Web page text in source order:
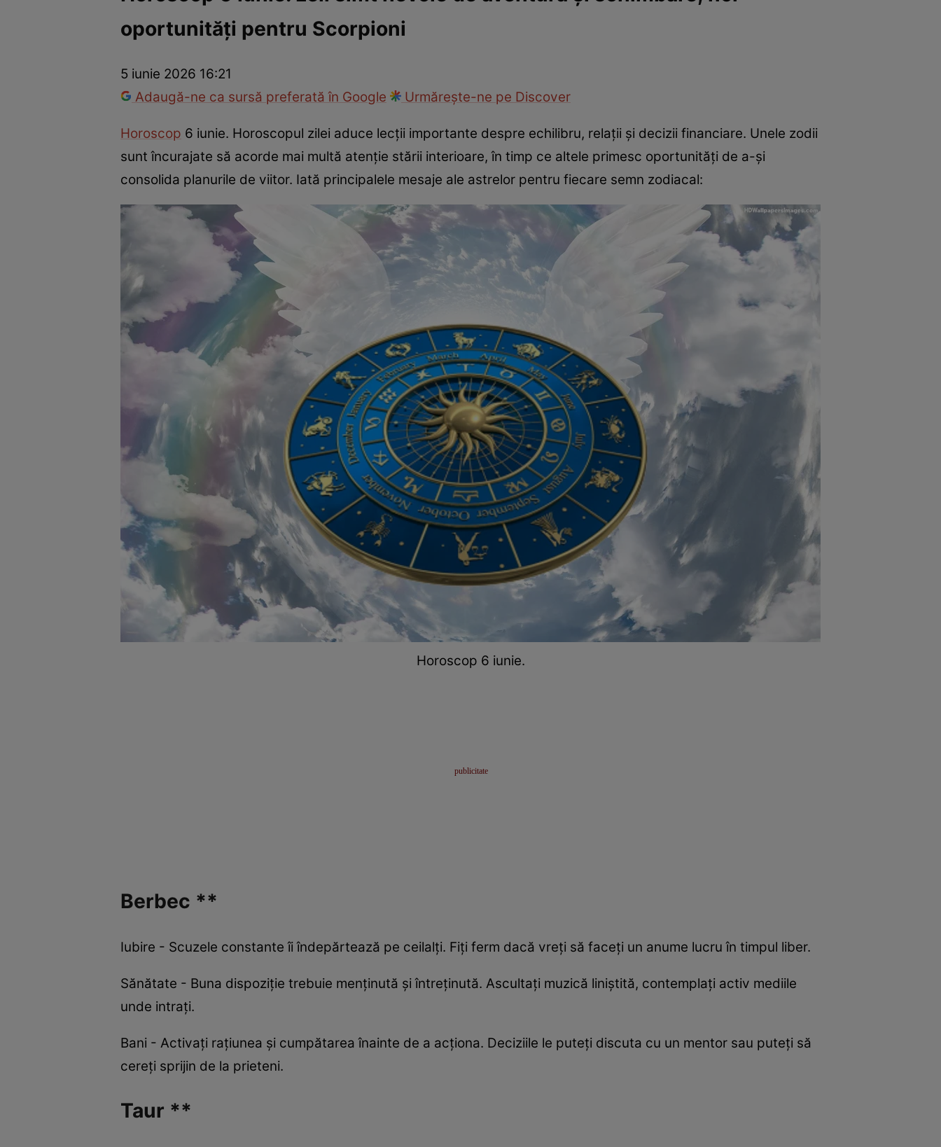
Dragoste și SexEvenimenteHoroscopRețete culinare
oportunități pentru Scorpioni
5 iunie 2026 16:21
Adaugă-ne ca sursă preferată în Google
Urmărește-ne pe Discover
Horoscop 6 iunie. Horoscopul zilei aduce lecții importante despre echilibru, relații și decizii financiare. Unele zodii
sunt încurajate să acorde mai multă atenție stării interioare, în timp ce altele primesc oportunități de a-și
consolida planurile de viitor. Iată principalele mesaje ale astrelor pentru fiecare semn zodiacal:
Horoscop 6 iunie.
Berbec **
Iubire - Scuzele constante îi îndepărtează pe ceilalți. Fiți ferm dacă vreți să faceți un anume lucru în timpul liber.
Sănătate - Buna dispoziție trebuie menținută și întreținută. Ascultați muzică liniștită, contemplați activ mediile
unde intrați.
Bani - Activați rațiunea și cumpătarea înainte de a acționa. Deciziile le puteți discuta cu un mentor sau puteți să
cereți sprijin de la prieteni.
Taur **